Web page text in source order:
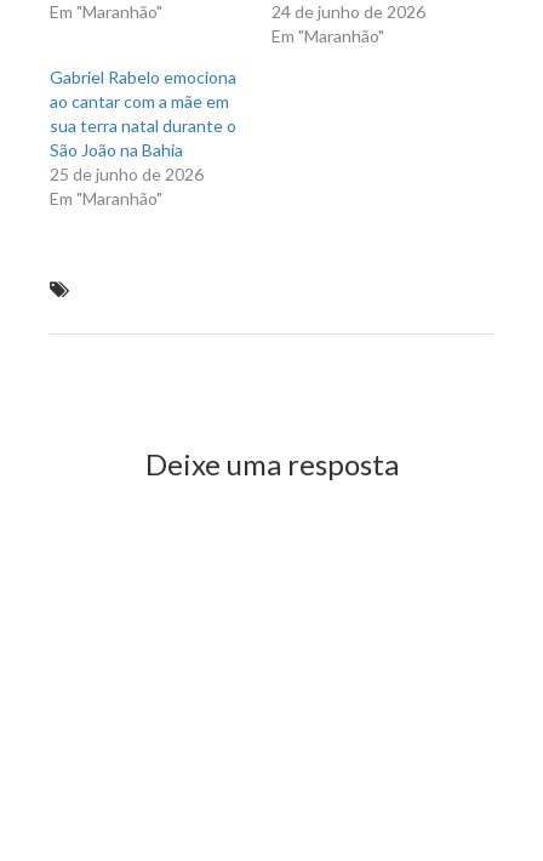
Em "Maranhão"
24 de junho de 2026
Em "Maranhão"
Gabriel Rabelo emociona
ao cantar com a mãe em
sua terra natal durante o
São João na Bahia
25 de junho de 2026
Em "Maranhão"
Deixe uma resposta